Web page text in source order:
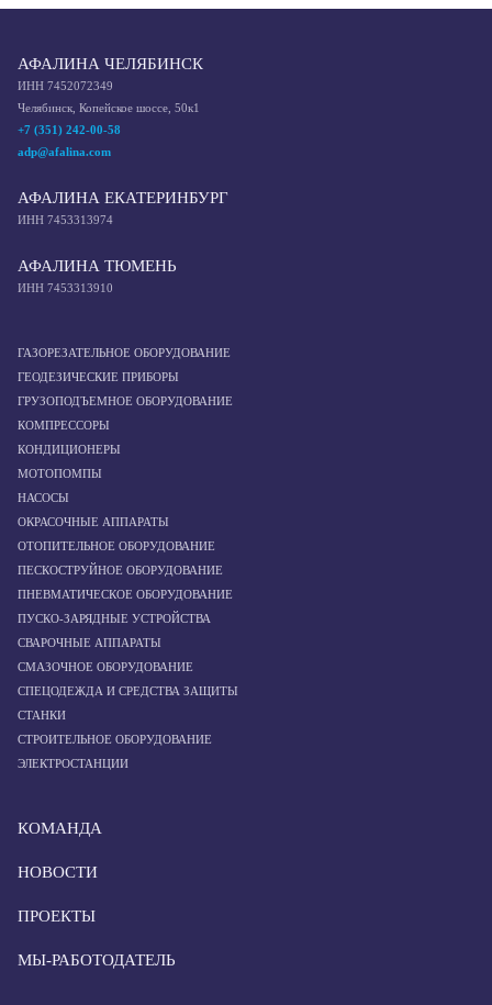
АФАЛИНА ЧЕЛЯБИНСК
ИНН 7452072349
Челябинск, Копейское шоссе, 50к1
+7 (351) 242-00-58
adp@afalina.com
АФАЛИНА ЕКАТЕРИНБУРГ
ИНН 7453313974
АФАЛИНА ТЮМЕНЬ
ИНН 7453313910
ГАЗОРЕЗАТЕЛЬНОЕ ОБОРУДОВАНИЕ
ГЕОДЕЗИЧЕСКИЕ ПРИБОРЫ
ГРУЗОПОДЪЕМНОЕ ОБОРУДОВАНИЕ
КОМПРЕССОРЫ
КОНДИЦИОНЕРЫ
МОТОПОМПЫ
НАСОСЫ
ОКРАСОЧНЫЕ АППАРАТЫ
ОТОПИТЕЛЬНОЕ ОБОРУДОВАНИЕ
ПЕСКОСТРУЙНОЕ ОБОРУДОВАНИЕ
ПНЕВМАТИЧЕСКОЕ ОБОРУДОВАНИЕ
ПУСКО-ЗАРЯДНЫЕ УСТРОЙСТВА
СВАРОЧНЫЕ АППАРАТЫ
СМАЗОЧНОЕ ОБОРУДОВАНИЕ
СПЕЦОДЕЖДА И СРЕДСТВА ЗАЩИТЫ
СТАНКИ
СТРОИТЕЛЬНОЕ ОБОРУДОВАНИЕ
ЭЛЕКТРОСТАНЦИИ
КОМАНДА
НОВОСТИ
ПРОЕКТЫ
МЫ-РАБОТОДАТЕЛЬ